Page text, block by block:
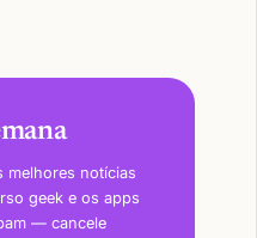
melhores notícias
geek e os apps
— cancele